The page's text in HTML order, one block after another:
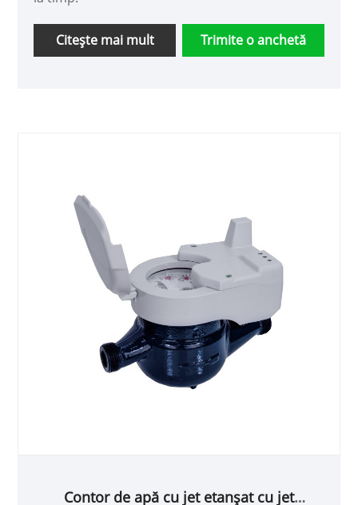
Citeşte mai mult Trimite o anchetă
Contor de apă cu jet etanșat cu jet